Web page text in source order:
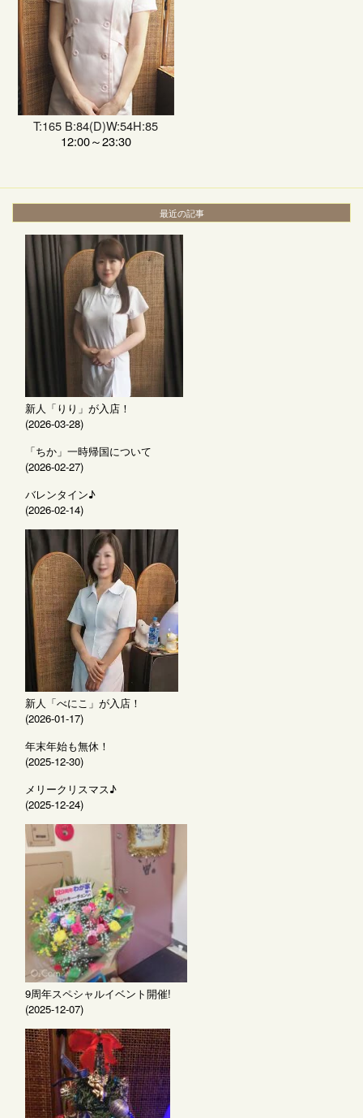
T:165 B:84(D)W:54H:85
12:00～23:30
最近の記事
新人「りり」が入店！
(2026-03-28)
「ちか」一時帰国について
(2026-02-27)
バレンタイン♪
(2026-02-14)
新人「べにこ」が入店！
(2026-01-17)
年末年始も無休！
(2025-12-30)
メリークリスマス♪
(2025-12-24)
9周年スペシャルイベント開催!
(2025-12-07)